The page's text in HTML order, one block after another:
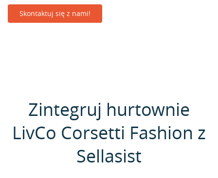
Skontaktuj się z nami!
Zintegruj hurtownie
LivCo Corsetti Fashion z
Sellasist